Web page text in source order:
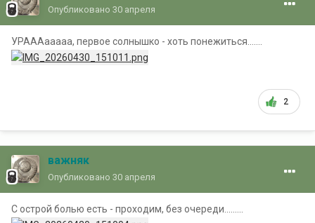
Опубликовано 30 апреля
УРАААааааа, первое солнышко - хоть понежиться.......
2
важняк
Опубликовано 30 апреля
С острой болью есть - проходим, без очереди.........